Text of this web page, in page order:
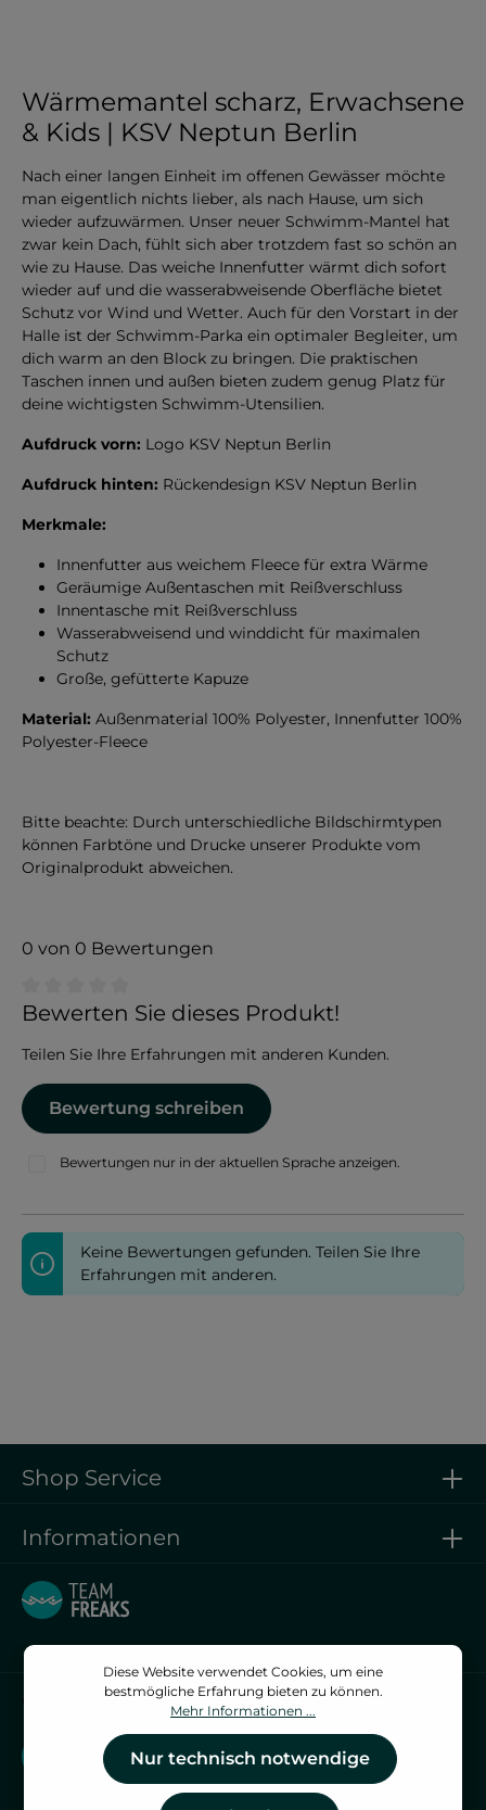
Wärmemantel scharz, Erwachsene
& Kids | KSV Neptun Berlin
Nach einer langen Einheit im offenen Gewässer möchte
man eigentlich nichts lieber, als nach Hause, um sich
wieder aufzuwärmen. Unser neuer Schwimm-Mantel hat
zwar kein Dach, fühlt sich aber trotzdem fast so schön an
wie zu Hause. Das weiche Innenfutter wärmt dich sofort
wieder auf und die wasserabweisende Oberfläche bietet
Schutz vor Wind und Wetter. Auch für den Vorstart in der
Halle ist der Schwimm-Parka ein optimaler Begleiter, um
dich warm an den Block zu bringen. Die praktischen
Taschen innen und außen bieten zudem genug Platz für
deine wichtigsten Schwimm-Utensilien.
Aufdruck vorn: Logo KSV Neptun Berlin
Aufdruck hinten: Rückendesign KSV Neptun Berlin
Merkmale:
Innenfutter aus weichem Fleece für extra Wärme
Geräumige Außentaschen mit Reißverschluss
Innentasche mit Reißverschluss
Wasserabweisend und winddicht für maximalen
Schutz
Große, gefütterte Kapuze
Material: Außenmaterial 100% Polyester, Innenfutter 100%
Polyester-Fleece
Bitte beachte: Durch unterschiedliche Bildschirmtypen
können Farbtöne und Drucke unserer Produkte vom
Originalprodukt abweichen.
0 von 0 Bewertungen
Durchschnittliche Bewertung von 0 von 5 Sternen
Bewerten Sie dieses Produkt!
Teilen Sie Ihre Erfahrungen mit anderen Kunden.
Bewertung schreiben
Bewertungen nur in der aktuellen Sprache anzeigen.
Keine Bewertungen gefunden. Teilen Sie Ihre
Erfahrungen mit anderen.
Vertrag widerrufen
Vertrag widerrufen
Shop Service
Informationen
Diese Website verwendet Cookies, um eine
bestmögliche Erfahrung bieten zu können.
Mehr Informationen ...
Nur technisch notwendige